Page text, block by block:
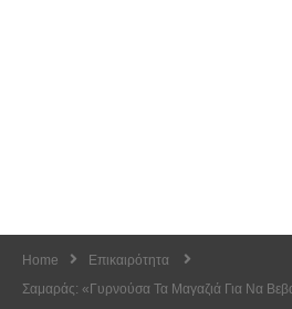
Home
Επικαιρότητα
Σαμαράς: «Γυρνούσα Τα Μαγαζιά Για Να